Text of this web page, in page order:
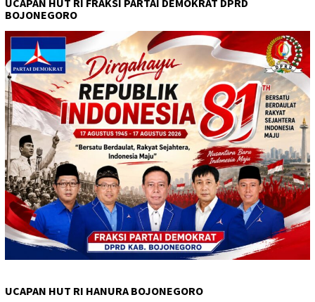
UCAPAN HUT RI FRAKSI PARTAI DEMOKRAT DPRD
BOJONEGORO
UCAPAN HUT RI HANURA BOJONEGORO